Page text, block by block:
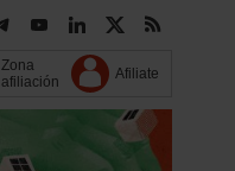
Zona
afiliación
Afiliate